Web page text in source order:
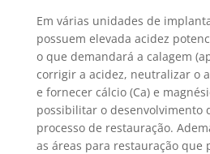
Em várias unidades de
possuem elevada acidez
o que demandará a calagem
corrigir a acidez, neutralizar o
e fornecer cálcio (Ca) e
possibilitar o desenvolvimento
processo de restauração.
as áreas para restauração que